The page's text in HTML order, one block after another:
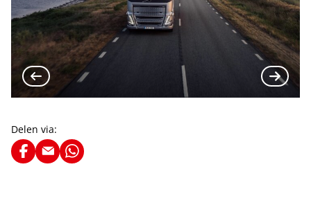
Delen via: